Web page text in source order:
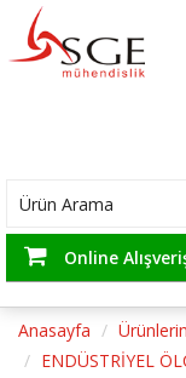
Online
Anasayfa
ENDÜSTRİYEL